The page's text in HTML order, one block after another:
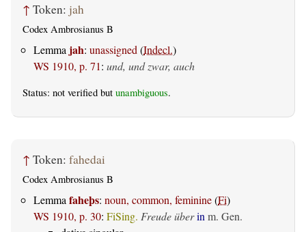
↑ Token: jah
Codex Ambrosianus B
Lemma jah: unassigned (Indecl.)
WS 1910, p. 71: und, und zwar, auch
Status: not verified but unambiguous.
↑ Token: fahedai
Codex Ambrosianus B
Lemmafaheþs: noun, common, feminine(Fi)
WS 1910, p. 30: FiSing. Freude überinm. Gen.